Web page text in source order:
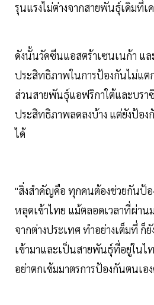
รุนแรงไม่ต่างจากสายพันธุ์เดิมที่เ
ดังนั้นวัคซีนแอสตร้าเซนเนก้า แ
ประสิทธิภาพในการป้องกันไม่แต
ส่วนสายพันธุ์แอฟริกาใต้และบรา
ประสิทธิภาพลดลงบ้าง แต่ยังป้อง
ได้
"สิ่งสำคัญคือ ทุกคนต้องช่วยกันป้
หลุดเข้าไทย แม้ตลอดเวลาที่ผ่าน
จากต่างประเทศ ทำอย่างเต็มที่
เข้ามาและเป็นสายพันธุ์ที่อยู่ในไ
อย่าตกเข้มมาตรการป้องกันตนเอ